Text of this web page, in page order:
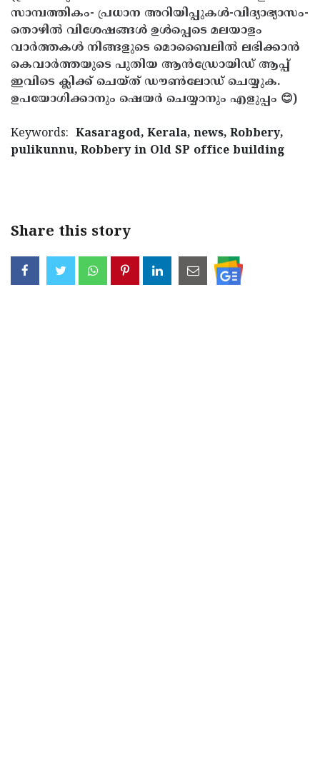
സാമ്പത്തികം- പ്രധാന അറിയിപ്പുകൾ-വിദ്യാഭ്യാസം-
തൊഴിൽ വിശേഷങ്ങൾ ഉൾപ്പെടെ മലയാളം
വാർത്തകൾ നിങ്ങളുടെ മൊബൈലിൽ ലഭിക്കാൻ
കെവാർത്തയുടെ പുതിയ ആൻഡ്രോയിഡ് ആപ്പ്
ഇവിടെ ക്ലിക്ക് ചെയ്ത് ഡൗൺലോഡ് ചെയ്യുക.
ഉപയോഗിക്കാനും ഷെയർ ചെയ്യാനും എളുപ്പം 😊)
Keywords: Kasaragod, Kerala, news, Robbery,
pulikunnu, Robbery in Old SP office building
Share this story